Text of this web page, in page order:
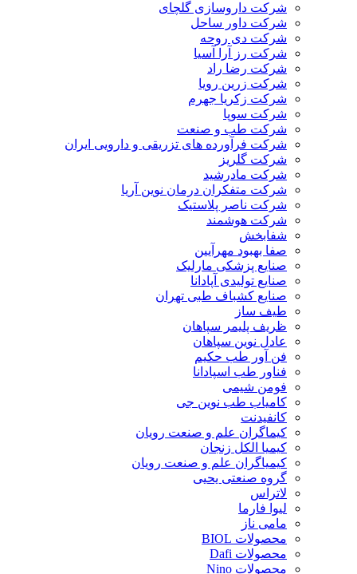
شرکت داروسازی گلچای
شرکت داور ساحل
شرکت دی روحه
شرکت رز آرا آسیا
شرکت رضا راد
شرکت زرین رویا
شرکت زکریا جهرم
شرکت سوپا
شرکت طب و صنعت
شرکت فرآورده های تزریقی و دارویی ایران
شرکت گلریز
شرکت مادرشید
شرکت متفکران درمان نوین آریا
شرکت ناصر پلاستیک
شرکت هوشمند
شفابخش
صفا بهبود مهرآیین
صنایع پزشکی مارلیک
صنایع تولیدی آپادانا
صنایع کشباف طبی تهران
طیف ساز
ظریف پلیمر سپاهان
عادل نوین سپاهان
فن آور طب حکیم
فناور طب اسپادانا
فومن شیمی
کامیاب طب نوین جی
کانفیدنت
کیماگران علم و صنعت رویان
کیمیا الکل زنجان
کیمیاگران علم و صنعت رویان
گروه صنعتی یحیی
لاتراس
لیوا فارما
مامی ناز
محصولات BIOL
محصولات Dafi
محصولات Nino